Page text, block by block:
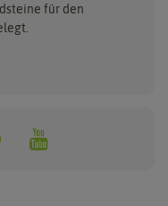
Sets
Samen
Oase
Vogelwelt
für den